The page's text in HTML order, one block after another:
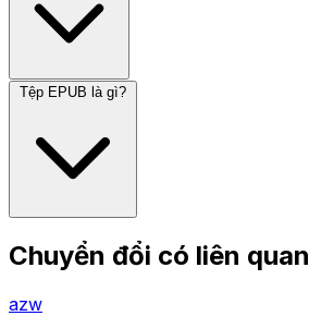
Tệp EPUB là gì?
Chuyển đổi có liên quan
azw